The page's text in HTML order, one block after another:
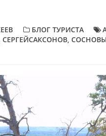
БЛОГ ТУРИСТА
СЕРГЕЙСАКСОНОВ,